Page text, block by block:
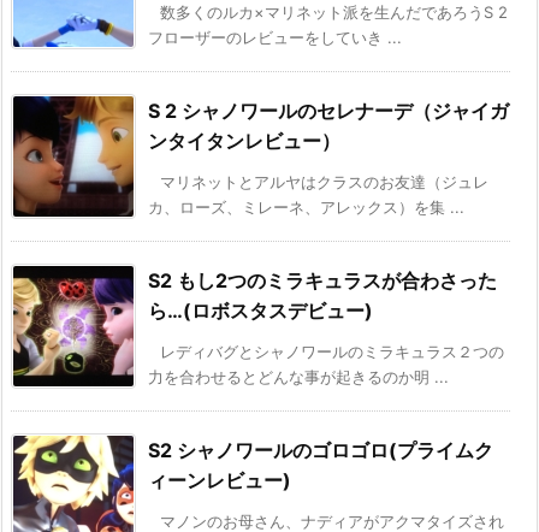
数多くのルカ×マリネット派を生んだであろうS 2
フローザーのレビューをしていき ...
S 2 シャノワールのセレナーデ（ジャイガ
ンタイタンレビュー）
マリネットとアルヤはクラスのお友達（ジュレ
カ、ローズ、ミレーネ、アレックス）を集 ...
S2 もし2つのミラキュラスが合わさった
ら…(ロボスタスデビュー)
レディバグとシャノワールのミラキュラス２つの
力を合わせるとどんな事が起きるのか明 ...
S2 シャノワールのゴロゴロ(プライムク
ィーンレビュー)
マノンのお母さん、ナディアがアクマタイズされ